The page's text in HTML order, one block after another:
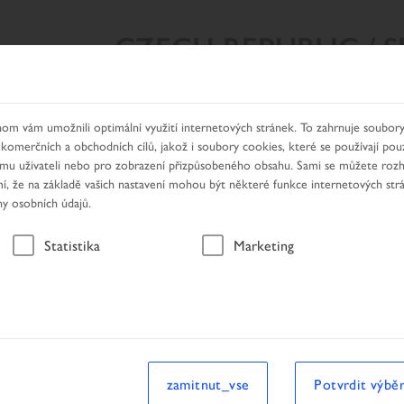
CZECH REPUBLIC /
VYHLEDÁVÁNÍ NAŠE PRODUKTY HLEDÁNÍ DEALERA
vám umožnili optimální využití internetových stránek. To zahrnuje
a obchodních cílů, jakož i soubory cookies, které se používají
uživateli nebo pro zobrazení přizpůsobeného obsahu. Sami se můžete
že na základě vašich nastavení mohou být některé funkce internetových
osobních údajů.
Statistika Marketing
zamitnut_vse Potvrdit výběr